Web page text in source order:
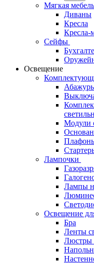
Мягкая мебель
Диваны
Кресла
Кресла-
Сейфы
Освещение
Модули
Лампочки
Лампы
Освещение
Бра
Ленты
Люстры